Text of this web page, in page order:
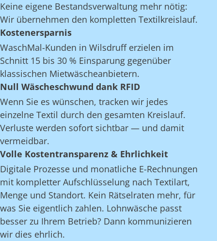
Keine eigene Bestandsverwaltung mehr nötig:
Wir übernehmen den kompletten Textilkreislauf.
Kostenersparnis
WaschMal-Kunden in Wilsdruff erzielen im
Schnitt 15 bis 30 % Einsparung gegenüber
klassischen Mietwäscheanbietern.
Null Wäscheschwund dank RFID
Wenn Sie es wünschen, tracken wir jedes
einzelne Textil durch den gesamten Kreislauf.
Verluste werden sofort sichtbar — und damit
vermeidbar.
Volle Kostentransparenz & Ehrlichkeit
Digitale Prozesse und monatliche E-Rechnungen
mit kompletter Aufschlüsselung nach Textilart,
Menge und Standort. Kein Rätselraten mehr, für
was Sie eigentlich zahlen. Lohnwäsche passt
besser zu Ihrem Betrieb? Dann kommunizieren
wir dies ehrlich.